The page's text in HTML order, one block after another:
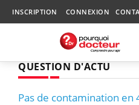
INSCRIPTION CONNEXION
QUESTION D'ACTU
Pas de contamination en